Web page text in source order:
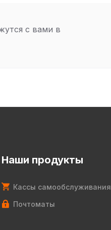
с вами в
Наши продукты
Кассы самообслуживания
Почтоматы